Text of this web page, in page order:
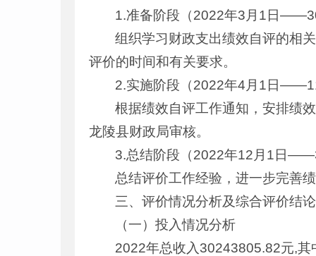
1.准备阶段（2022年3月1日
组织学习财政支出绩效自评的相
评价的时间和有关要求。
2.实施阶段（2022年4月1日
根据绩效自评工作通知，安排绩
龙陵县财政局审核。
3.总结阶段（2022年12月1日
总结评价工作经验，进一步完善
三、评价情况分析及综合评价结论
（一）投入情况分析
2022年总收入30243805.82元,